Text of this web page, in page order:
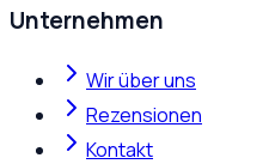
Unternehmen
Wir über uns
Rezensionen
Kontakt